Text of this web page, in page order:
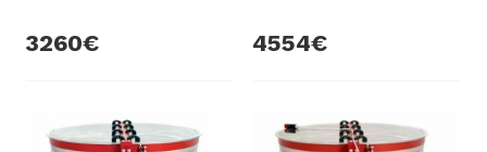
3260 4554